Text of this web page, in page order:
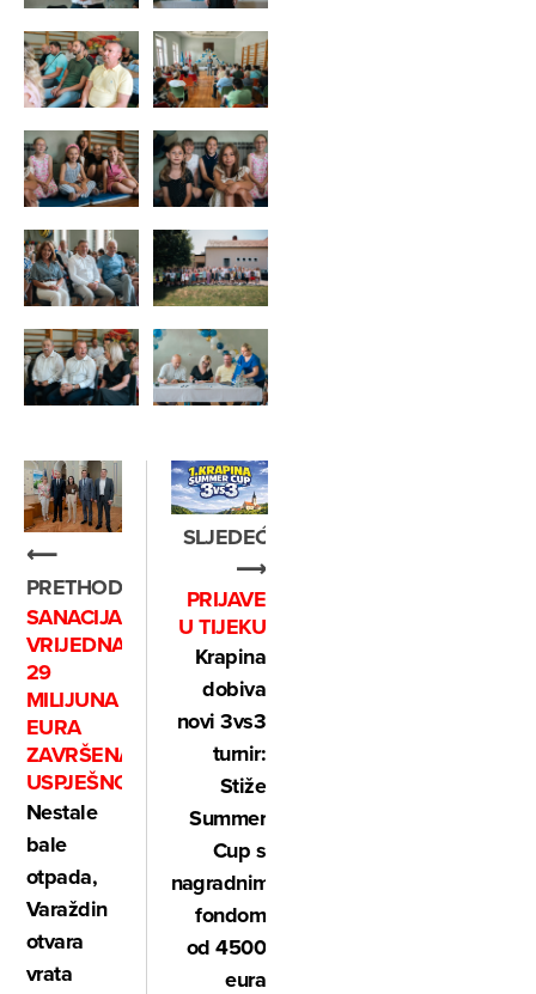
⟵
PRETHODNO
SANACIJA
VRIJEDNA
29
MILIJUNA
EURA
ZAVRŠENA
USPJEŠNO
Nestale
bale
otpada,
Varaždin
otvara
vrata
SLJEDEĆE
⟶
PRIJAVE
U TIJEKU
Krapina
dobiva
novi 3vs3
turnir:
Stiže
Summer
Cup s
nagradnim
fondom
od 4500
eura